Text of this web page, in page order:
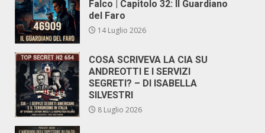
Falco | Capitolo 32: Il Guardiano
del Faro
14 Luglio 2026
COSA SCRIVEVA LA CIA SU
ANDREOTTI E I SERVIZI
SEGRETI? – DI ISABELLA
SILVESTRI
8 Luglio 2026